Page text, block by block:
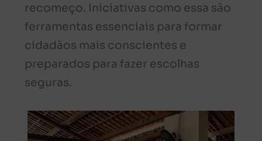
recomeço. Iniciativas como essa são
ferramentas essenciais para formar
cidadãos mais conscientes e
preparados para fazer escolhas
seguras.